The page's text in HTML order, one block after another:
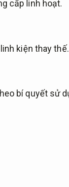
cấp linh hoạt.
kiện thay thế.
bí quyết sử